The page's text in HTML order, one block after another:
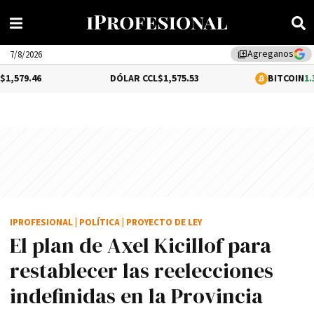
library_addAgreganos
7/8/2026
DÓLAR CCL$1,575.53 BITCOIN1.31%
El plan de Axel Kicillof para
restablecer las reelecciones
indefinidas en la Provincia
IPROFESIONAL POLÍTICA PROYECTO DE LEY